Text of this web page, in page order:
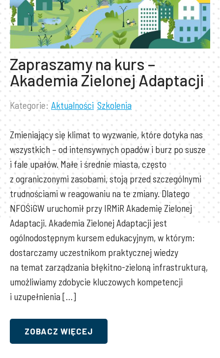
Zapraszamy na kurs –
Akademia Zielonej Adaptacji
Lista
wpisu:
Kategorie: Aktualności Szkolenia
Zmieniający się klimat to wyzwanie, które dotyka nas
wszystkich – od intensywnych opadów i burz po susze
i fale upałów. Małe i średnie miasta, często
z ograniczonymi zasobami, stoją przed szczególnymi
trudnościami w reagowaniu na te zmiany. Dlatego
NFOŚiGW uruchomił przy IRMiR Akademię Zielonej
Adaptacji. Akademia Zielonej Adaptacji jest
ogólnodostępnym kursem edukacyjnym, w którym:
dostarczamy uczestnikom praktycznej wiedzy
na temat zarządzania błękitno-zieloną infrastrukturą,
umożliwiamy zdobycie kluczowych kompetencji
i uzupełnienia […]
ZOBACZ WIĘCEJ